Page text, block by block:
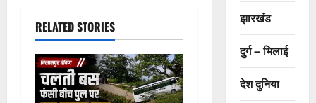
RELATED STORIES
झारखंड
दुर्ग – भिलाई
देश दुनिया